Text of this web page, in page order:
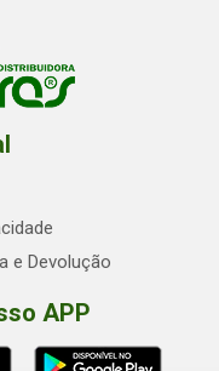
e Devolução
APP